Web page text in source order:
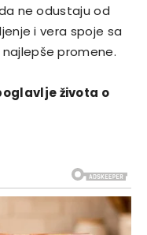
ne odustaju od
i vera spoje sa
promene.
života o